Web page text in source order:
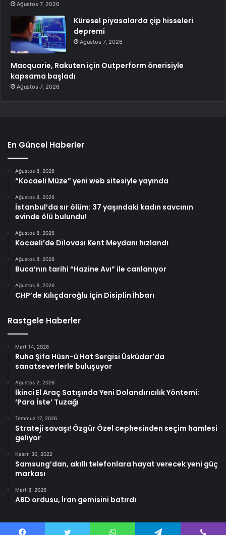
Ağustos 7, 2026
Küresel piyasalarda çip hisseleri
depremi
Ağustos 7, 2026
Macquarie, Rakuten için Outperform önerisiyle
kapsama başladı
Ağustos 7, 2026
En Güncel Haberler
Ağustos 8, 2026
“Kocaeli Müze” yeni web sitesiyle yayında
Ağustos 8, 2026
İstanbul’da sır ölüm: 37 yaşındaki kadın savcının
evinde ölü bulundu!
Ağustos 8, 2026
Kocaeli’de Dilovası Kent Meydanı hızlandı
Ağustos 8, 2026
Buca’nın tarihi “Hazine Avı” ile canlanıyor
Ağustos 8, 2026
CHP’de Kılıçdaroğlu İçin Disiplin İhbarı
Rastgele Haberler
Mart 14, 2026
Ruha Şifa Hüsn-ü Hat Sergisi Üsküdar’da
sanatseverlerle buluşuyor
Ağustos 2, 2026
İkinci El Araç Satışında Yeni Dolandırıcılık Yöntemi:
‘Para İste’ Tuzağı
Temmuz 17, 2026
Strateji savaşı! Özgür Özel cephesinden seçim hamlesi
geliyor
Kasım 30, 2022
Samsung’dan, akıllı telefonlara hayat verecek yeni güç
markası
Mart 8, 2026
ABD ordusu, İran gemisini batırdı